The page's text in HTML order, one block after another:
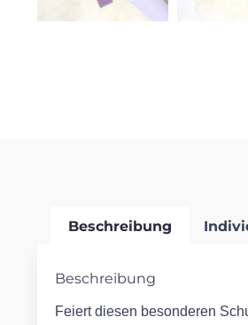
Beschreibung
Beschreibung
Feiert diesen besonderen